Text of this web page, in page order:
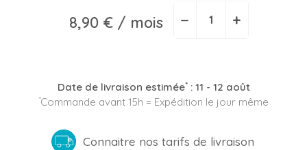
8,90 €/ mois − +
Date de livraison estimée*: 11 - 12 août
*Commande avant 15h = Expédition le jour même
Connaitre nos tarifs de livraison